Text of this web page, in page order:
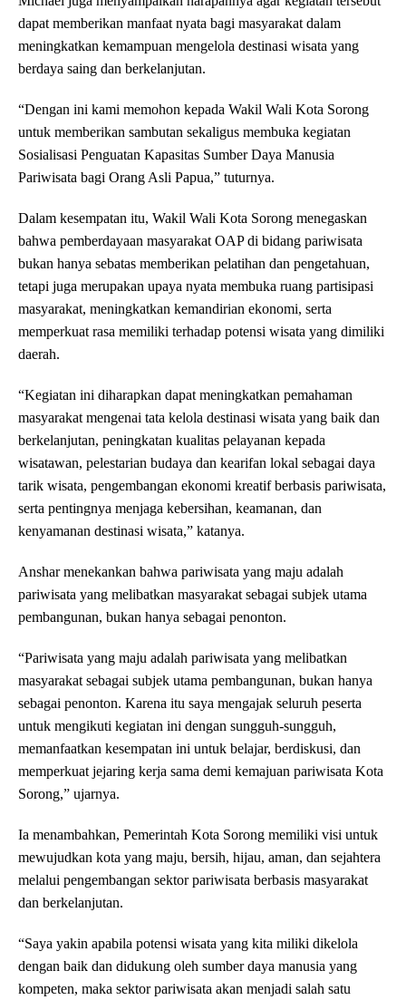
dapat memberikan manfaat nyata bagi masyarakat dalam
meningkatkan kemampuan mengelola destinasi wisata yang
berdaya saing dan berkelanjutan.
“Dengan ini kami memohon kepada Wakil Wali Kota Sorong
untuk memberikan sambutan sekaligus membuka kegiatan
Sosialisasi Penguatan Kapasitas Sumber Daya Manusia
Pariwisata bagi Orang Asli Papua,” tuturnya.
Dalam kesempatan itu, Wakil Wali Kota Sorong menegaskan
bahwa pemberdayaan masyarakat OAP di bidang pariwisata
bukan hanya sebatas memberikan pelatihan dan pengetahuan,
tetapi juga merupakan upaya nyata membuka ruang partisipasi
masyarakat, meningkatkan kemandirian ekonomi, serta
memperkuat rasa memiliki terhadap potensi wisata yang dimiliki
daerah.
“Kegiatan ini diharapkan dapat meningkatkan pemahaman
masyarakat mengenai tata kelola destinasi wisata yang baik dan
berkelanjutan, peningkatan kualitas pelayanan kepada
wisatawan, pelestarian budaya dan kearifan lokal sebagai daya
tarik wisata, pengembangan ekonomi kreatif berbasis pariwisata,
serta pentingnya menjaga kebersihan, keamanan, dan
kenyamanan destinasi wisata,” katanya.
Anshar menekankan bahwa pariwisata yang maju adalah
pariwisata yang melibatkan masyarakat sebagai subjek utama
pembangunan, bukan hanya sebagai penonton.
“Pariwisata yang maju adalah pariwisata yang melibatkan
masyarakat sebagai subjek utama pembangunan, bukan hanya
sebagai penonton. Karena itu saya mengajak seluruh peserta
untuk mengikuti kegiatan ini dengan sungguh-sungguh,
memanfaatkan kesempatan ini untuk belajar, berdiskusi, dan
memperkuat jejaring kerja sama demi kemajuan pariwisata Kota
Sorong,” ujarnya.
Ia menambahkan, Pemerintah Kota Sorong memiliki visi untuk
mewujudkan kota yang maju, bersih, hijau, aman, dan sejahtera
melalui pengembangan sektor pariwisata berbasis masyarakat
dan berkelanjutan.
“Saya yakin apabila potensi wisata yang kita miliki dikelola
dengan baik dan didukung oleh sumber daya manusia yang
kompeten, maka sektor pariwisata akan menjadi salah satu